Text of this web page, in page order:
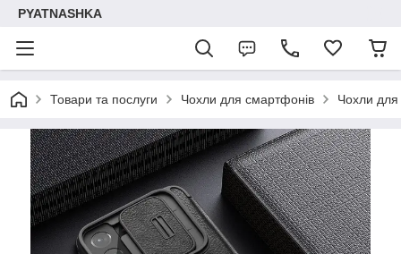
PYATNASHKA
Товари та послуги Чохли для смартфонів Чохли